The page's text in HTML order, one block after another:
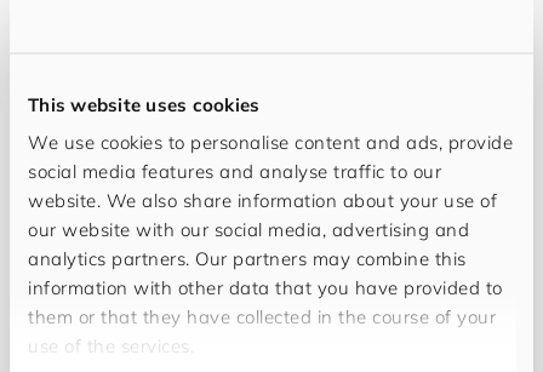
This website uses cookies
We use cookies to personalise content and ads, provide
social media features and analyse traffic to our
website. We also share information about your use of
our website with our social media, advertising and
analytics partners. Our partners may combine this
information with other data that you have provided to
them or that they have collected in the course of your
use of the services.